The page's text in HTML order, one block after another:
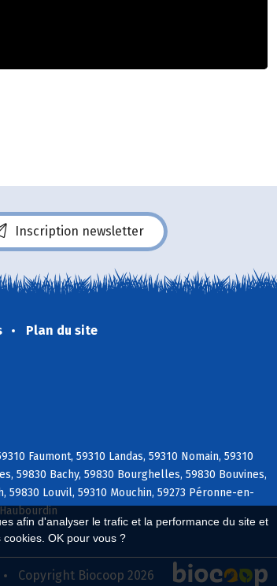
afin d'analyser le trafic et la performance du site et
OK pour vous ?
Inscription newsletter
Plan du site
Faumont, 59310 Landas, 59310 Nomain, 59310
59830 Bachy, 59830 Bourghelles, 59830 Bouvines,
59830 Louvil, 59310 Mouchin, 59273 Péronne-en-
Copyright Biocoop 2026